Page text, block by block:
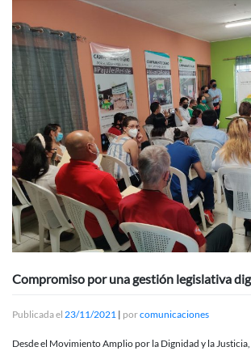
Compromiso por una gestión legislativa
Publicada el 23/11/2021 | porcomunicaciones
Desde el Movimiento Amplio por la Dignidad y la